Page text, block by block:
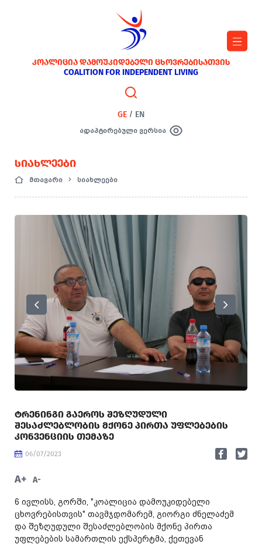
ᲙᲝᲐᲚᲘᲪᲘᲐ ᲓᲐᲛᲝᲣᲙᲘᲓᲔᲑᲔᲚᲘ ᲪᲮᲝᲕᲠᲔᲑᲘᲡᲐᲗᲕᲘᲡ
COALITION FOR INDEPENDENT LIVING
GE / EN
ადაპტირებული ვერსია
ᲡᲘᲐᲮᲚᲔᲔᲑᲘ
მთავარი სიახლეები
ᲢᲠᲔᲜᲘᲜᲒᲘ ᲒᲐᲔᲠᲝᲡ ᲨᲔᲖᲦᲣᲓᲣᲚᲘ
ᲨᲔᲡᲐᲫᲚᲔᲑᲚᲝᲑᲘᲡ ᲛᲥᲝᲜᲔ ᲞᲘᲠᲗᲐ ᲣᲤᲚᲔᲑᲔᲑᲘᲡ
ᲙᲝᲜᲕᲔᲜᲪᲘᲘᲡ ᲗᲔᲛᲐᲖᲔ
06/07/2023
A+ A-
6 ივლისს, გორში, "კოალიცია დამოუკიდებელი
ცხოვრებისთვის" თავმჯდომარემ, გიორგი ძნელაძემ
და შეზღუდული შესაძლებლობის მქონე პირთა
უფლებების სამართლის ექსპერტმა, ქეთევან